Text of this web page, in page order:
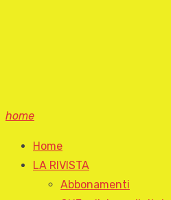
home
Home
LA RIVISTA
Abbonamenti